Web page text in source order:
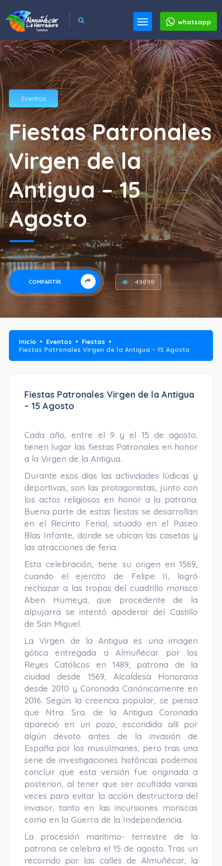
whatsapp
Eventos
Fiestas Patronales
Virgen de la
Antigua – 15
Agosto
COMPARTIR 49898
Inicio Eventos
Fiestas
Fiestas Patronales Virgen de la Antigua – 15 Agosto
Fiestas Patronales Virgen de la Antigua
– 15 Agosto
Cada año, entre el 9 y el 15 de agosto,
tienen lugar las fiestas Patronales en honor
a la Virgen de la Antigua.
Durante esos días las actividades lúdicas y
deportivas, son las protagonistas, junto con
los actos religiosos en honor a la patrona.
Buena parte de estas fiestas se desarrollan
en el Recinto Ferial, situado en el Paseo
Blas Infante, donde se ubican las casetas y
las atracciones de feria.
Esta celebración, tiene su origen en 1569,
cuando el ejercito de Felipe II, logró
rechazar a las tropas del cuadrillo morisco
Aben Humeya, que procedente de la
alpujarra se intentó apoderar del Castillo
de San Miguel.
La Virgen de la Antigua es una imagen
gótica entregada a Almuñécar por los
Reyes Católicos en 1489, patrona de la
ciudad desde 1569, Alcaldesa Honoraria
desde 2010 y Coronada Canónicamente en
2016. Según la creencia popular, se piensa
que Ntra. Sra. de la Antigua Coronada
apareció en un pozo, escondida allí por
algún devoto antes de la invasión de
España por los musulmanes, pero tras una
serie de investigaciones históricas podemos
concluir que esta versión fue originada a
posteriori, al tener que ser ocultada varias
veces para evitar la acción destructora del
invasor, tanto en las incursiones moriscas
como en la Guerra de la Independencia.
La procesión marítimo- terrestre de la
patrona se celebra el 15 de agosto. Tras un
recorrido por las calles de Almuñécar, la